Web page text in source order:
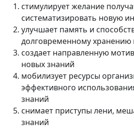
стимулирует желание
систематизировать новую
улучшает память и
долговременному хранению
создает направленную
новых знаний
мобилизует ресурсы
эффективного
знаний
снимает приступы лени,
знаний